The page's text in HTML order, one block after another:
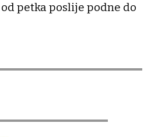
petka poslije podne do